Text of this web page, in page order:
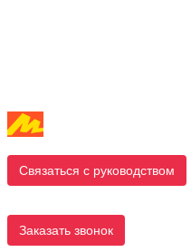
Связаться с руководством
Заказать звонок